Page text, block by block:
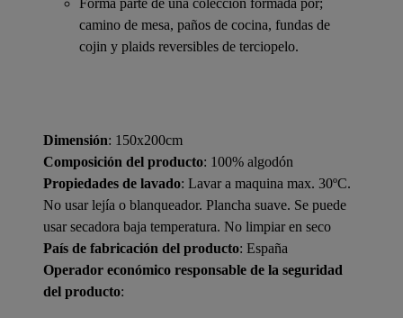
Forma parte de una coleccion formada por;
camino de mesa, paños de cocina, fundas de
cojin y plaids reversibles de terciopelo.
Dimensión: 150x200cm
Composición del producto: 100% algodón
Propiedades de lavado: Lavar a maquina max. 30ºC.
No usar lejía o blanqueador. Plancha suave. Se puede
usar secadora baja temperatura. No limpiar en seco
País de fabricación del producto: España
Operador económico responsable de la seguridad
del producto: